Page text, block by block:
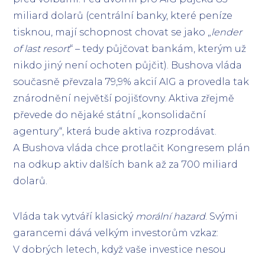
miliard dolarů (centrální banky, které peníze
tisknou, mají schopnost chovat se jako „lender
of last resort“ – tedy půjčovat bankám, kterým už
nikdo jiný není ochoten půjčit). Bushova vláda
současně převzala 79,9% akcií AIG a provedla tak
znárodnění největší pojišťovny. Aktiva zřejmě
převede do nějaké státní „konsolidační
agentury“, která bude aktiva rozprodávat.
A Bushova vláda chce protlačit Kongresem plán
na odkup aktiv dalších bank až za 700 miliard
dolarů.
Vláda tak vytváří klasický morální hazard. Svými
garancemi dává velkým investorům vzkaz:
V dobrých letech, když vaše investice nesou